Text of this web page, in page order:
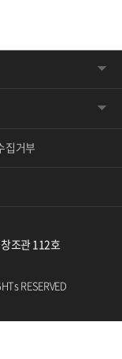
집거부
조관 112호
RESERVED